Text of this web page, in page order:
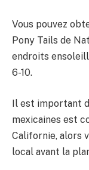
Vous pouvez
Pony Tails de
endroits
6-10.
Il est important
mexicaines est
Californie, alors
local avant la